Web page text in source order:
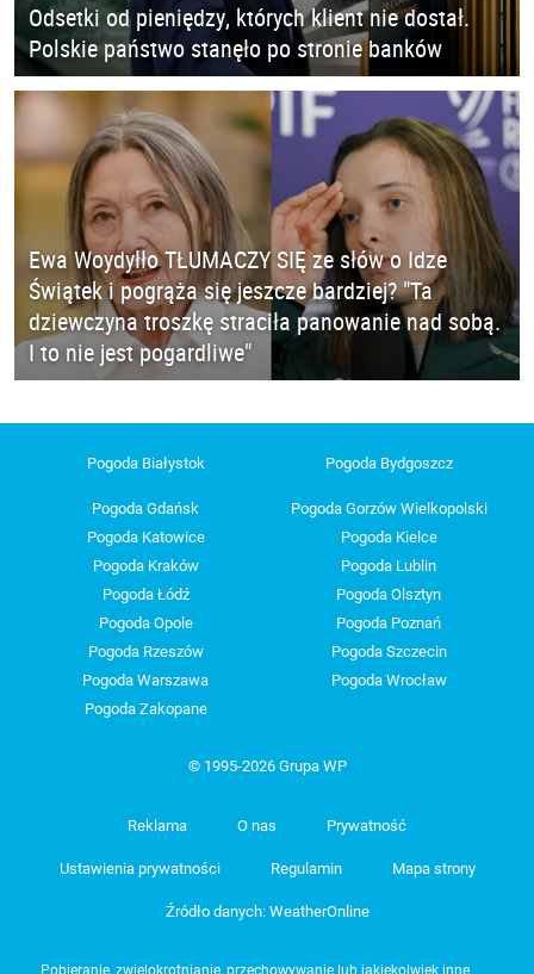
Odsetki od pieniędzy, których klient nie dostał.
Polskie państwo stanęło po stronie banków
Ewa Woydyłło TŁUMACZY SIĘ ze słów o Idze
Świątek i pogrąża się jeszcze bardziej? "Ta
dziewczyna troszkę straciła panowanie nad sobą.
I to nie jest pogardliwe"
Pogoda Białystok Pogoda Bydgoszcz
Pogoda Gdańsk
Pogoda Gorzów Wielkopolski
Pogoda Katowice
Pogoda Kielce
Pogoda Kraków
Pogoda Lublin
Pogoda Łódź
Pogoda Olsztyn
Pogoda Opole
Pogoda Poznań
Pogoda Rzeszów
Pogoda Szczecin
Pogoda Warszawa
Pogoda Wrocław
Pogoda Zakopane
© 1995-2026 Grupa WP
Reklama O nas Prywatność
Ustawienia prywatności Regulamin Mapa strony
Źródło danych: WeatherOnline
Pobieranie, zwielokrotnianie, przechowywanie lub jakiekolwiek inne